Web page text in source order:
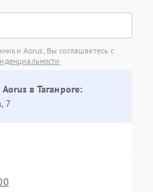
Aorus, Вы соглашаетесь с
в Таганроге:
7